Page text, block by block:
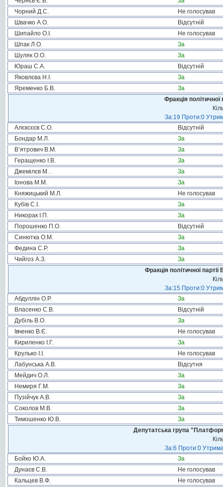
Чорний Д.С.
Не голосував
Швачко А.О.
Відсутній
Шипайло О.І.
Не голосував
Шпак Л.О.
За
Шуляк О.О.
За
Юраш С.А.
Відсутній
Яковлєва Н.І.
За
Яременко Б.В.
За
Фракція
За:19 Проти:0
Алєксєєв С.О.
Відсутній
Бондар М.Л.
За
В’ятрович В.М.
За
Геращенко І.В.
За
Джемілєв М. .
За
Іонова М.М.
За
Княжицький М.Л.
Не голосував
Кубів С.І.
За
Никорак І.П.
За
Порошенко П.О.
Відсутній
Синютка О.М.
За
Федина С.Р.
За
Чийгоз А.З.
За
Фракція політичної
За:15 Проти:0
Абдуллін О.Р.
За
Власенко С.В.
Відсутній
Дубіль В.О.
За
Івченко В.Є.
Не голосував
Кириленко І.Г.
За
Крулько І.І.
Не голосував
Лабунська А.В.
Відсутня
Мейдич О.Л.
За
Немиря Г.М.
За
Пузійчук А.В.
За
Соколов М.В.
За
Тимошенко Ю.В.
За
Депутатська група
За:6 Проти:0
Бойко Ю.А.
За
Дунаєв С.В.
Не голосував
Кальцев В.Ф.
Не голосував